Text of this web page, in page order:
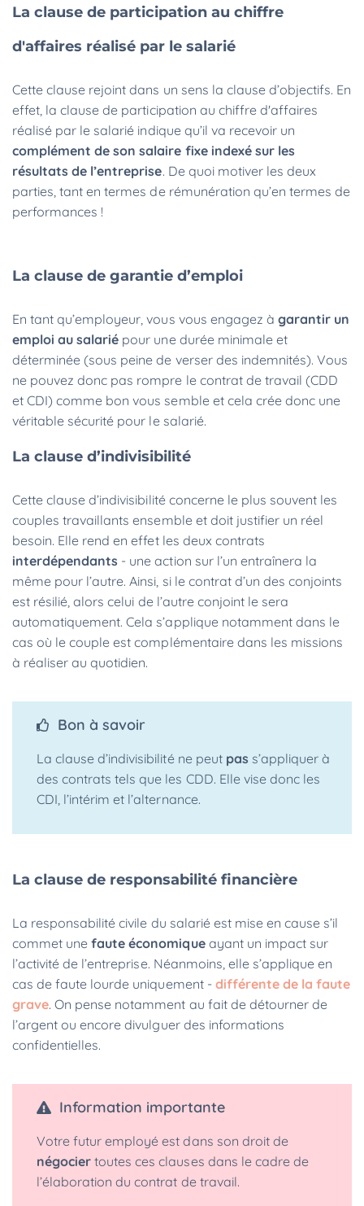
La clause de participation au chiffre
d'affaires réalisé par le salarié
Cette clause rejoint dans un sens la clause d’objectifs. En
effet, la clause de participation au chiffre d'affaires
réalisé par le salarié indique qu’il va recevoir un
complément de son salaire fixe indexé sur les
résultats de l’entreprise. De quoi motiver les deux
parties, tant en termes de rémunération qu’en termes de
performances !
La clause de garantie d’emploi
En tant qu’employeur, vous vous engagez à garantir un
emploi au salarié pour une durée minimale et
déterminée (sous peine de verser des indemnités). Vous
ne pouvez donc pas rompre le contrat de travail (CDD
et CDI) comme bon vous semble et cela crée donc une
véritable sécurité pour le salarié.
La clause d’indivisibilité
Cette clause d’indivisibilité concerne le plus souvent les
couples travaillants ensemble et doit justifier un réel
besoin. Elle rend en effet les deux contrats
interdépendants - une action sur l’un entraînera la
même pour l’autre. Ainsi, si le contrat d’un des conjoints
est résilié, alors celui de l’autre conjoint le sera
automatiquement. Cela s’applique notamment dans le
cas où le couple est complémentaire dans les missions
à réaliser au quotidien.
Bon à savoir
La clause d’indivisibilité ne peut pas s’appliquer à
des contrats tels que les CDD. Elle vise donc les
CDI, l’intérim et l’alternance.
La clause de responsabilité financière
La responsabilité civile du salarié est mise en cause s’il
commet une faute économiqueayant un impact sur
l’activité de l’entreprise. Néanmoins, elle s’applique en
cas de faute lourde uniquement - différente de la faute
grave. On pense notamment au fait de détourner de
l’argent ou encore divulguer des informations
confidentielles.
Information importante
Votre futur employé est dans son droit de
négociertoutes ces clauses dans le cadre de
l’élaboration du contrat de travail.